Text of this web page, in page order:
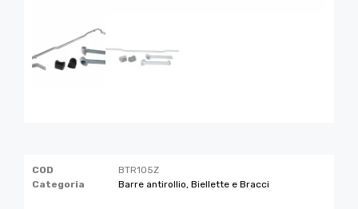
COD
BTR105Z
Categoria
Barre antirollio, Biellette e Bracci